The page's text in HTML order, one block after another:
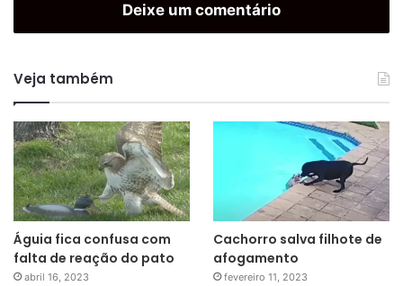
Deixe um comentário
Veja também
Águia fica confusa com
falta de reação do pato
abril 16, 2023
Cachorro salva filhote de
afogamento
fevereiro 11, 2023